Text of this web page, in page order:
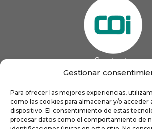
Gestionar
Para ofrecer las mejores experiencias,
como las cookies para almacenar y/o acceder
dispositivo. El consentimiento de estas
procesar datos como el comportamiento de
Contacto
 coigijon@gmail.com
Horario
Lun
9:00 a
Mar
9:00 a